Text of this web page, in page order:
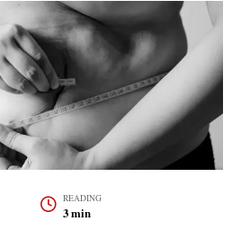
READING
3 min